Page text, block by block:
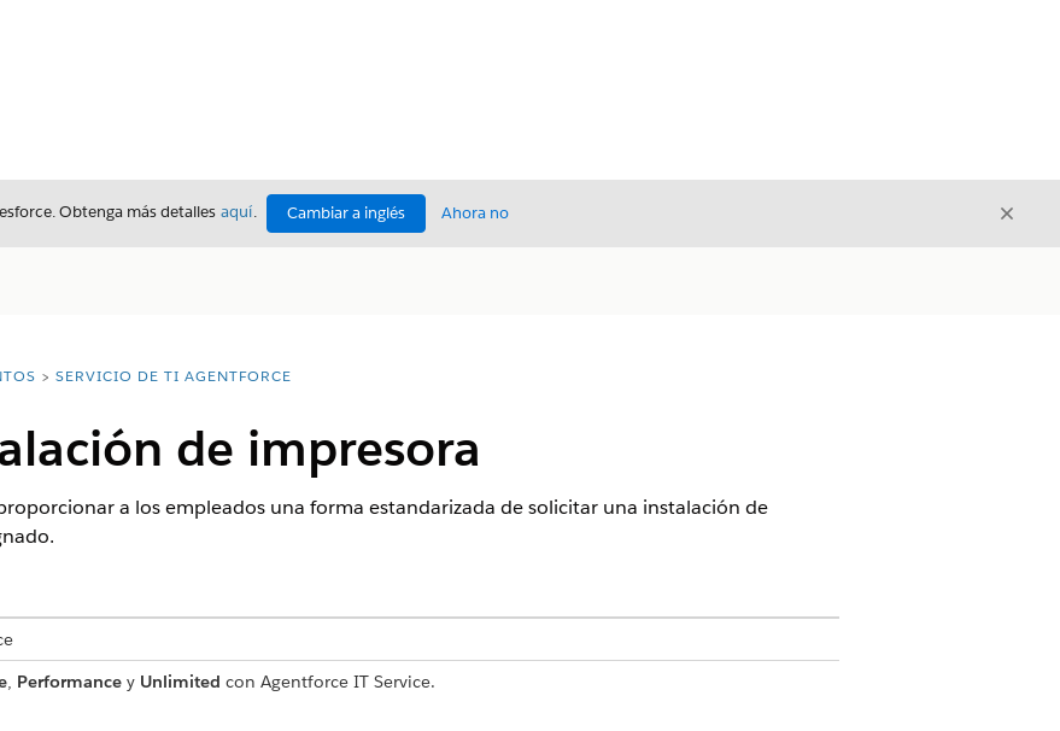
Obtenga más detalles aquí. Cambiar a inglés Ahora no Cerrar
SERVICIO DE TI AGENTFORCE
de impresora
a los empleados una forma estandarizada de solicitar una instalación de
, Performancey Unlimited con Agentforce IT Service.